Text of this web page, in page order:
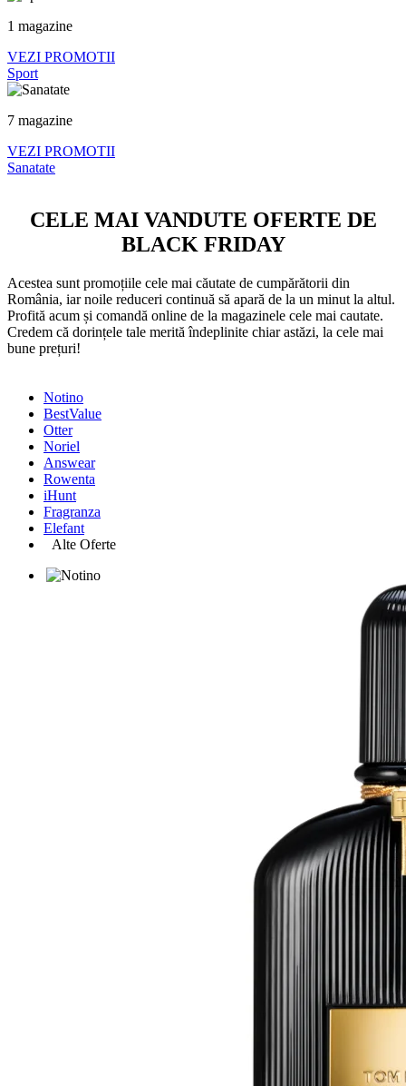
1 magazine
VEZI PROMOTII
Sport
7 magazine
VEZI PROMOTII
Sanatate
CELE MAI VANDUTE OFERTE DE
BLACK FRIDAY
Acestea sunt promoțiile cele mai căutate de cumpărătorii din
România, iar noile reduceri continuă să apară de la un minut la altul.
Profită acum și comandă online de la magazinele cele mai cautate.
Credem că dorințele tale merită îndeplinite chiar astăzi, la cele mai
bune prețuri!
Notino
BestValue
Otter
Noriel
Answear
Rowenta
iHunt
Fragranza
Elefant
Alte Oferte